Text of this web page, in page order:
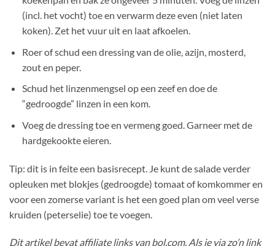
(incl. het vocht) toe en verwarm deze even (niet laten
koken). Zet het vuur uit en laat afkoelen.
Roer of schud een dressing van de olie, azijn, mosterd,
zout en peper.
Schud het linzenmengsel op een zeef en doe de
“gedroogde” linzen in een kom.
Voeg de dressing toe en vermeng goed. Garneer met de
hardgekookte eieren.
Tip: dit is in feite een basisrecept. Je kunt de salade verder
opleuken met blokjes (gedroogde) tomaat of komkommer en
voor een zomerse variant is het een goed plan om veel verse
kruiden (peterselie) toe te voegen.
Dit artikel bevat affiliate links van bol.com. Als je via zo’n link